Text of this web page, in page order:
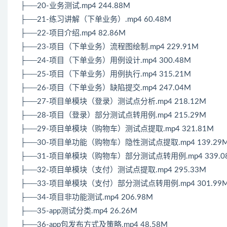
├──20-业务测试.mp4 244.88M
├──21-练习讲解（下单业务）.mp4 60.48M
├──22-项目介绍.mp4 82.86M
├──23-项目（下单业务）流程图绘制.mp4 229.91M
├──24-项目（下单业务）用例设计.mp4 300.48M
├──25-项目（下单业务）用例执行.mp4 315.21M
├──26-项目（下单业务）缺陷提交.mp4 247.04M
├──27-项目单模块（登录）测试点分析.mp4 218.12M
├──28-项目（登录）部分测试点转用例.mp4 215.29M
├──29-项目单模块（购物车）测试点提取.mp4 321.81M
├──30-项目单功能（购物车）隐性测试点提取.mp4
├──31-项目单模块（购物车）部分测试点转用例.mp4
├──32-项目单模块（支付）测试点提取.mp4 295.33M
├──33-项目单模块（支付）部分测试点转用例.mp4
├──34-项目非功能测试.mp4 206.98M
├──35-app测试分类.mp4 26.26M
├──36-app包发布方式及策略.mp4 48.58M